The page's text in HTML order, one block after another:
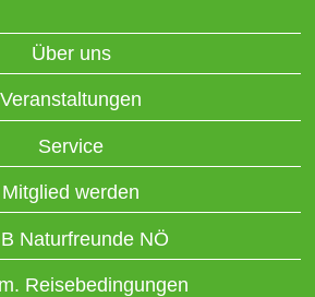
Über uns
Veranstaltungen
Service
Mitglied werden
Naturfreunde NÖ
Reisebedingungen